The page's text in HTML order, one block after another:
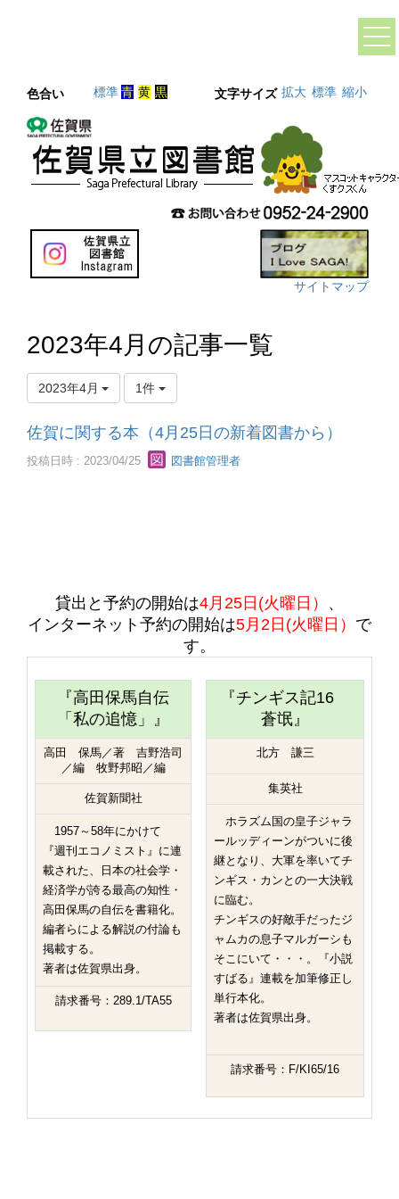
色合い 標準青 黄 黒 文字サイズ 拡大 標準 縮小
サイトマップ
2023年4月の記事一覧
2023年4月 1件
佐賀に関する本（4月25日の新着図書から）
投稿日時 : 2023/04/25 図書館管理者
貸出と予約の開始は4月25日(火曜日） 、
インターネット予約の開始は5月2日(火曜日） で
す。
『高田保馬自伝
「私の追憶」』
高田 保馬／著 吉野浩司
／編 牧野邦昭／編
佐賀新聞社
1957～58年にかけて
『週刊エコノミスト』に連
載された、日本の社会学・
経済学が誇る最高の知性・
高田保馬の自伝を書籍化。
編者らによる解説の付論も
掲載する。
著者は佐賀県出身。
請求番号：289.1/TA55
『チンギス記16
蒼氓』
北方 謙三
集英社
ホラズム国の皇子ジャラ
ールッディーンがついに後
継となり、大軍を率いてチ
ンギス・カンとの一大決戦
に臨む。
チンギスの好敵手だったジ
ャムカの息子マルガーシも
そこにいて・・・。『小説
すばる』連載を加筆修正し
単行本化。
著者は佐賀県出身。
請求番号：F/KI65/16